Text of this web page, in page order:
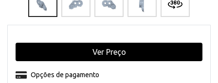
Opções de pagamento
Ver Preço